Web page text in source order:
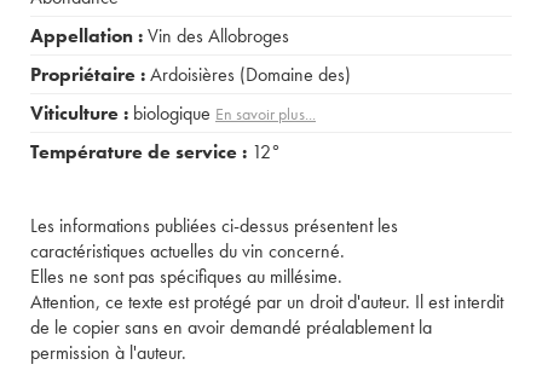
Appellation :Vin des Allobroges
Propriétaire :Ardoisières (Domaine des)
Viticulture : biologique En savoir plus...
Température de service : 12°
Les informations publiées ci-dessus présentent les
caractéristiques actuelles du vin concerné.
Elles ne sont pas spécifiques au millésime.
Attention, ce texte est protégé par un droit d'auteur. Il est interdit
de le copier sans en avoir demandé préalablement la
permission à l'auteur.